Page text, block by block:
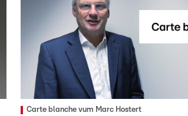
Carte blanche vum Marc Hostert